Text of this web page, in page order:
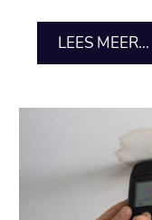
LEES MEER...